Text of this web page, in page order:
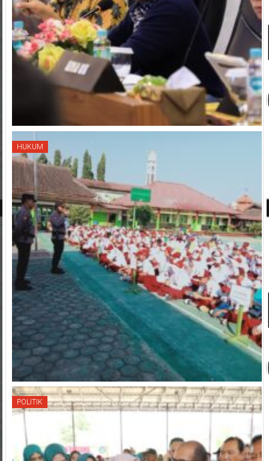
HUKUM
POLITIK